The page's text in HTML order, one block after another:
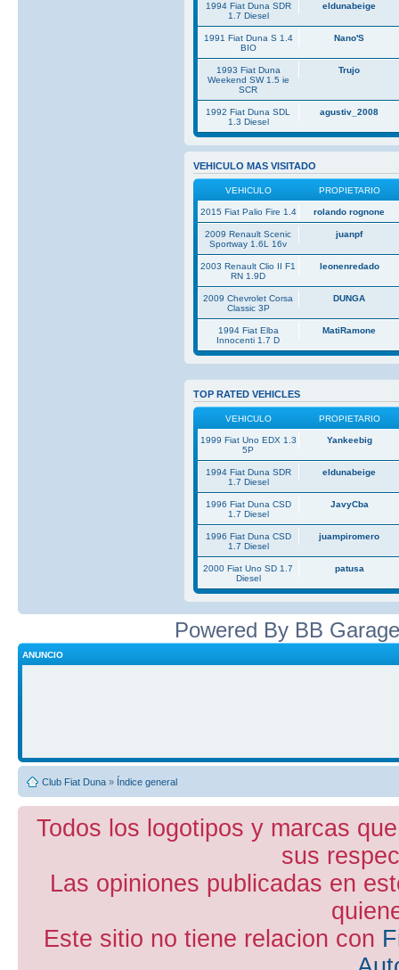
1994 Fiat Duna SDR
1.7 Diesel
eldunabeige
1991 Fiat Duna S 1.4
BIO
Nano'S
1993 Fiat Duna
Weekend SW 1.5 ie
SCR
Trujo
1992 Fiat Duna SDL
1.3 Diesel
agustiv_2008
VEHICULO MAS VISITADO
VEHICULO PROPIETARIO
2015 Fiat Palio Fire 1.4 rolando rognone
2009 Renault Scenic
Sportway 1.6L 16v
juanpf
2003 Renault Clio II F1
RN 1.9D
leonenredado
2009 Chevrolet Corsa
Classic 3P
DUNGA
1994 Fiat Elba
Innocenti 1.7 D
MatiRamone
TOP RATED VEHICLES
VEHICULO PROPIETARIO
1999 Fiat Uno EDX 1.3
5P
Yankeebig
1994 Fiat Duna SDR
1.7 Diesel
eldunabeige
1996 Fiat Duna CSD
1.7 Diesel
JavyCba
1996 Fiat Duna CSD
1.7 Diesel
juampiromero
2000 Fiat Uno SD 1.7
Diesel
patusa
Powered By BB
ANUNCIO
Club Fiat Duna » Índice general
Todos los logotipos y marcas
sus
Las opiniones publicadas en
Este sitio no tiene relacion con